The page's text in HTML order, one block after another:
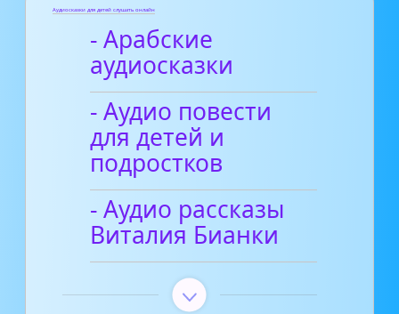
Аудиосказки для детей слушать онлайн
- Арабские
аудиосказки
- Аудио повести
для детей и
подростков
- Аудио рассказы
Виталия Бианки